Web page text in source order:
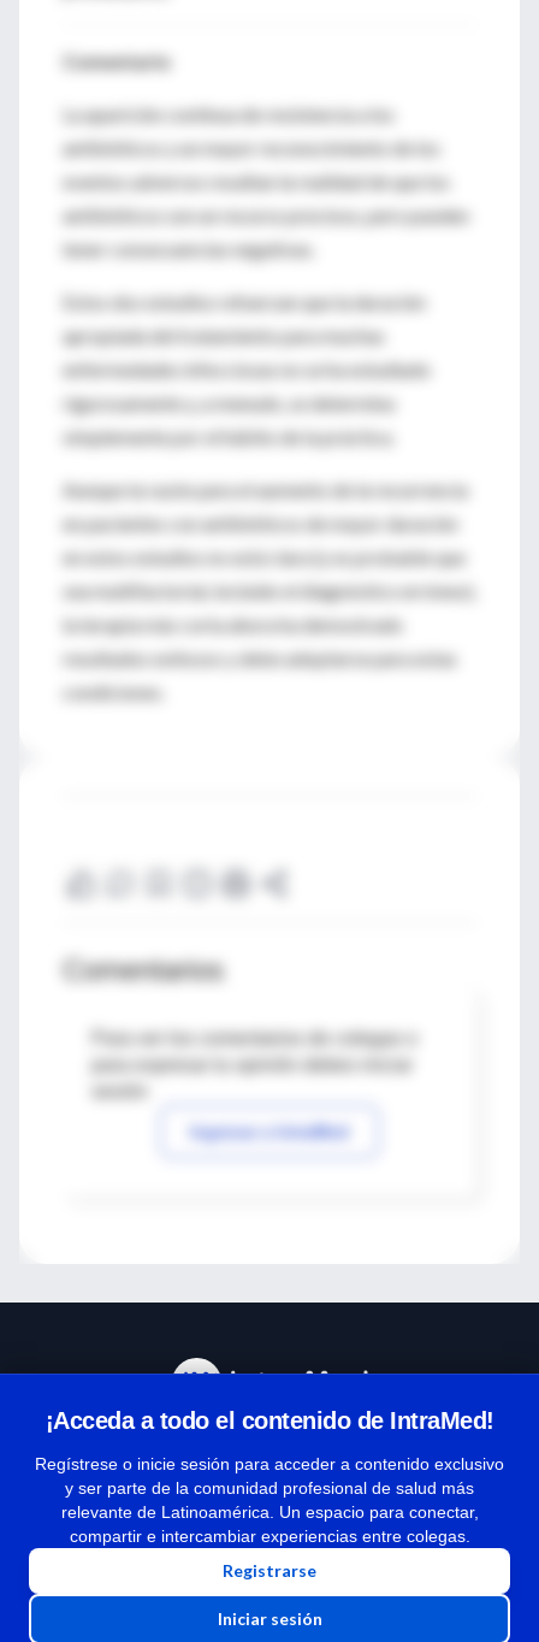
Comentario
La aparición continua de resistencia a los
antibióticos y un mayor reconocimiento de los
eventos adversos resaltan la realidad de que los
antibióticos son un recurso precioso, pero pueden
tener consecuencias negativas.
Estos dos estudios refuerzan que la duración
apropiada del tratamiento para muchas
enfermedades infecciosas no se ha estudiado
rigurosamente y, a menudo, se determina
simplemente por el hábito de la práctica.
Aunque la razón para el aumento de la recurrencia
en pacientes con antibióticos de mayor duración
en estos estudios no está clara (y es probable que
sea multifactorial, incluido el diagnóstico erróneo),
la terapia más corta ahora ha demostrado
resultados exitosos y debe adoptarse para estas
condiciones.
Comentarios
Para ver los comentarios de colegas o
Ingresar a IntraMed
¡Acceda a todo el contenido de IntraMed!
Regístrese o inicie sesión para acceder a contenido exclusivo
y ser parte de la comunidad profesional de salud más
relevante de Latinoamérica. Un espacio para conectar,
compartir e intercambiar experiencias entre colegas.
Registrarse
Iniciar sesión
Términos y condiciones
| Políticas de privacidad
| Todos los derechos reservados | Copyright 1997-2026